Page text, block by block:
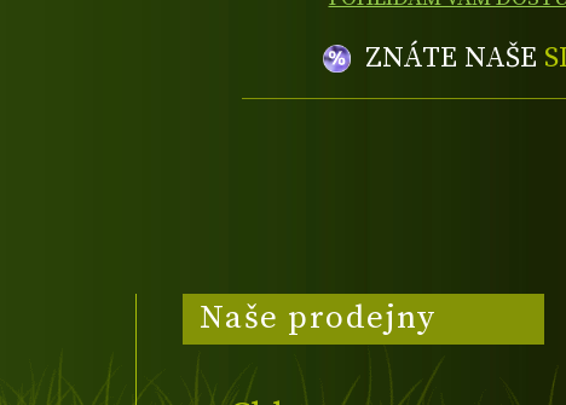
ZNÁTE NAŠE
Naše prodejny